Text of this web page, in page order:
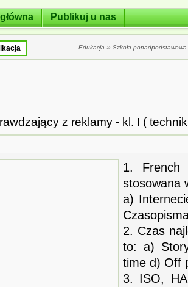
Publikuj u nas
Edukacja » Szkoła ponadpodstawowa
z reklamy - kl. I (
1. French
stosowana
a)
2. Czas
to: a)
time d) Off
3. ISO,